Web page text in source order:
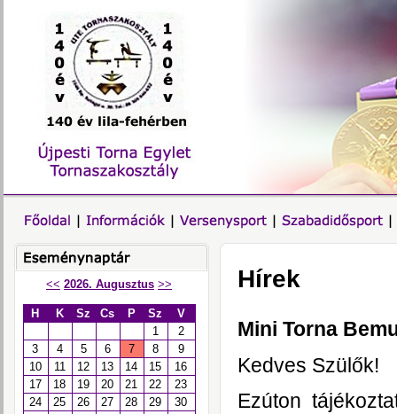
<< 2026. Augusztus >>
H K Sz Cs P Sz
V
1
2
3
4 5 6 7 8
9
10
11 12 13 14 15
16
17
18 19 20 21 22
23
24
25 26 27 28 29
30
Hírek
Mini Torna
Kedves Szülők!
Ezúton